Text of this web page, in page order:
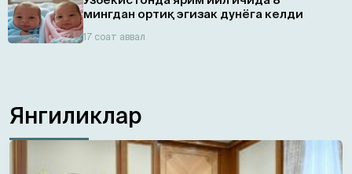
мингдан ортиқ эгизaк дунёга келди
17 соат аввал
Янгиликлар